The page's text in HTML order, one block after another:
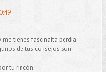
me tienes fascinaíta perdía...
de tus consejos son
tu rincón.